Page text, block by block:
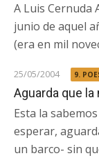
A Luis Cernuda
junio de aquel
(era en mil
25/05/2004 9.
Aguarda que la
Esta la
esperar,
un barco- sin